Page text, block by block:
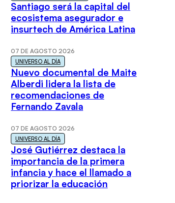
Santiago será la capital del
ecosistema asegurador e
insurtech de América Latina
07 DE AGOSTO 2026
UNIVERSO AL DÍA
Nuevo documental de Maite
Alberdi lidera la lista de
recomendaciones de
Fernando Zavala
07 DE AGOSTO 2026
UNIVERSO AL DÍA
José Gutiérrez destaca la
importancia de la primera
infancia y hace el llamado a
priorizar la educación